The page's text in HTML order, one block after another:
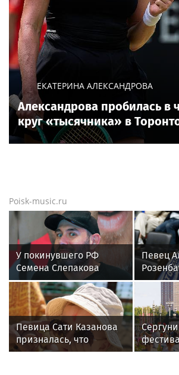
ЕКАТЕРИНА АЛЕКСАНДРОВА
Александрова пробилась в
круг «тысячника» в
Poisk-music.ru
У покинувшего РФ
Семена Слепакова
нашли еще две
квартиры в Москве
Певец
Любовь
Певица Сати Казанова
призналась, что
назвала дочь в честь